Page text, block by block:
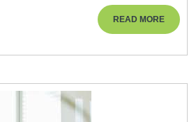
READ MOREREAD
MORE